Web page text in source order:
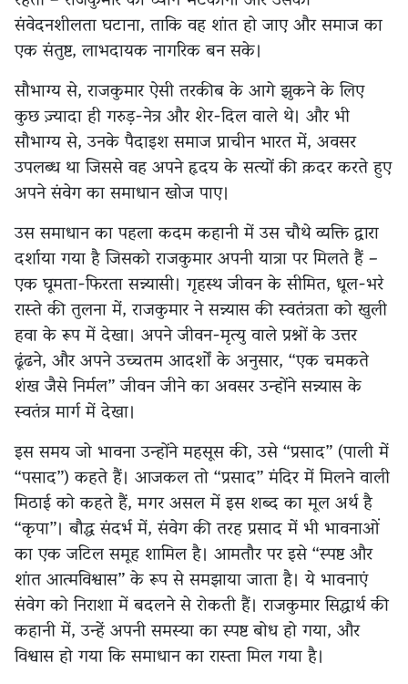
संवेदनशीलता घटाना, ताकि वह शांत हो जाए और समाज का
एक संतुष्ट, लाभदायक नागरिक बन सके।
सौभाग्य से, राजकुमार ऐसी तरकीब के आगे झुकने के लिए
कुछ ज़्यादा ही गरुड़-नेत्र और शेर-दिल वाले थे। और भी
सौभाग्य से, उनके पैदाइश समाज प्राचीन भारत में, अवसर
उपलब्ध था जिससे वह अपने हृदय के सत्यों की क़दर करते हुए
अपने संवेग का समाधान खोज पाए।
उस समाधान का पहला कदम कहानी में उस चौथे व्यक्ति द्वारा
दर्शाया गया है जिसको राजकुमार अपनी यात्रा पर मिलते हैं –
एक घूमता-फिरता सन्न्यासी। गृहस्थ जीवन के सीमित, धूल-भरे
रास्ते की तुलना में, राजकुमार ने सन्न्यास की स्वतंत्रता को खुली
हवा के रूप में देखा। अपने जीवन-मृत्यु वाले प्रश्नों के उत्तर
ढूंढने, और अपने उच्चतम आदर्शों के अनुसार, “एक चमकते
शंख जैसे निर्मल” जीवन जीने का अवसर उन्होंने सन्न्यास के
स्वतंत्र मार्ग में देखा।
इस समय जो भावना उन्होंने महसूस की, उसे “प्रसाद” (पाली में
“पसाद”) कहते हैं। आजकल तो “प्रसाद” मंदिर में मिलने वाली
मिठाई को कहते हैं, मगर असल में इस शब्द का मूल अर्थ है
“कृपा”। बौद्ध संदर्भ में, संवेग की तरह प्रसाद में भी भावनाओं
का एक जटिल समूह शामिल है। आमतौर पर इसे “स्पष्ट और
शांत आत्मविश्वास” के रूप से समझाया जाता है। ये भावनाएं
संवेग को निराशा में बदलने से रोकती हैं। राजकुमार सिद्धार्थ की
कहानी में, उन्हें अपनी समस्या का स्पष्ट बोध हो गया, और
विश्वास हो गया कि समाधान का रास्ता मिल गया है।